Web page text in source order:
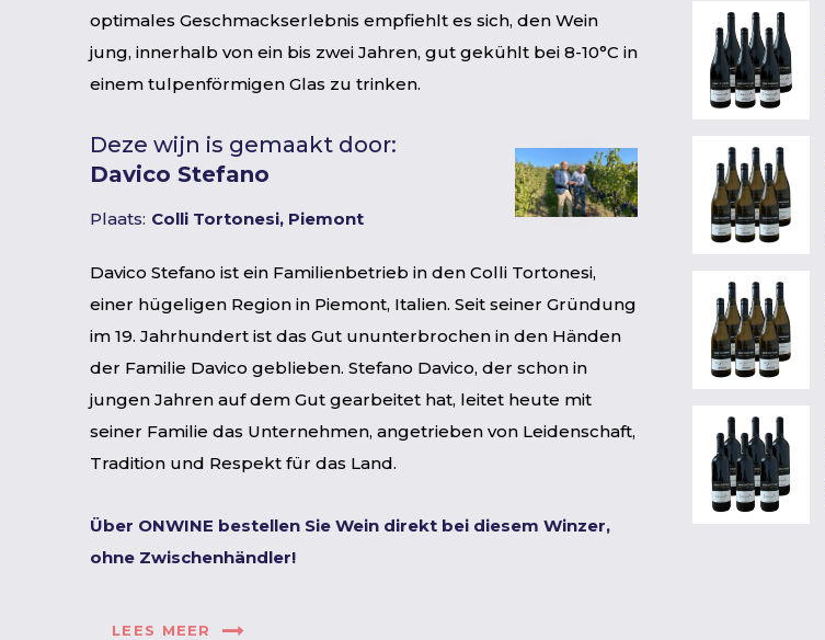
optimales Geschmackserlebnis empfiehlt es sich, den Wein
jung, innerhalb von ein bis zwei Jahren, gut gekühlt bei 8-10°C in
einem tulpenförmigen Glas zu trinken.
Deze wijn is gemaakt door:
Davico Stefano
Plaats: Colli Tortonesi, Piemont
Davico Stefano ist ein Familienbetrieb in den Colli Tortonesi,
einer hügeligen Region in Piemont, Italien. Seit seiner Gründung
im 19. Jahrhundert ist das Gut ununterbrochen in den Händen
der Familie Davico geblieben. Stefano Davico, der schon in
jungen Jahren auf dem Gut gearbeitet hat, leitet heute mit
seiner Familie das Unternehmen, angetrieben von Leidenschaft,
Tradition und Respekt für das Land.
Über ONWINE bestellen Sie Wein direkt bei diesem Winzer,
ohne Zwischenhändler!
LEES MEER